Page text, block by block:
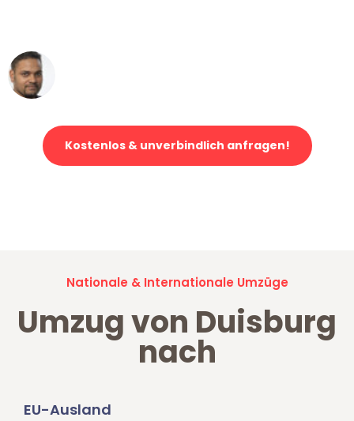
Kostenlos & unverbindlich anfragen!
Nationale & Internationale Umzüge
Umzug von Duisburg
nach
EU-Ausland